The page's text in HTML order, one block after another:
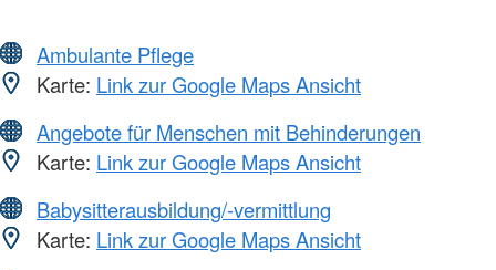
Ambulante Pflege
Karte: Link zur Google Maps Ansicht
Angebote für Menschen mit Behinderungen
Karte: Link zur Google Maps Ansicht
Babysitterausbildung/-vermittlung
Karte: Link zur Google Maps Ansicht